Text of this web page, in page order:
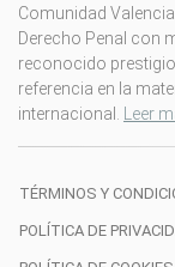
Comunidad
Derecho Penal con
reconocido
referencia en la
internacional. Leer
TÉRMINOS Y
POLÍTICA DE